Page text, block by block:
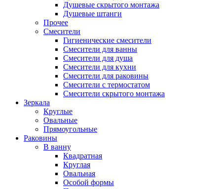
Душевые скрытого монтажа
Душевые штанги
Прочее
Смесители
Гигиенические смесители
Смесители для ванны
Смесители для душа
Смесители для кухни
Смесители для раковины
Смесители с термостатом
Смесители скрытого монтажа
Зеркала
Круглые
Овальные
Прямоугольные
Раковины
В ванну
Квадратная
Круглая
Овальная
Особой формы